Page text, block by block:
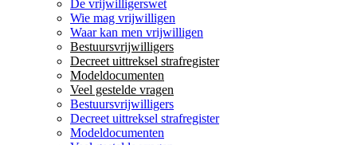
De vrijwilligerswet
Wie mag vrijwilligen
Waar kan men vrijwilligen
Bestuursvrijwilligers
Decreet uittreksel strafregister
Modeldocumenten
Veel gestelde vragen
Bestuursvrijwilligers
Decreet uittreksel strafregister
Modeldocumenten